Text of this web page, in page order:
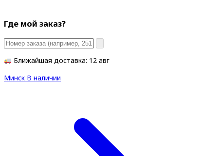
Где мой заказ?
Ближайшая доставка: 12 авг
Минск В наличии